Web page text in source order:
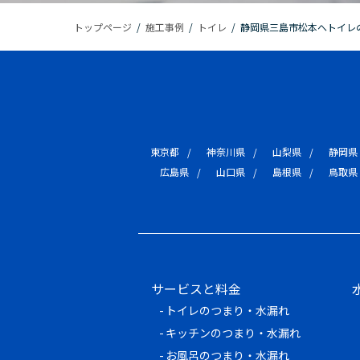
トップページ / 施工事例 / トイレ / 静岡県三島市松本へトイ
東京都 神奈川県 山梨県
静岡県
広島県
山口県 島根県 鳥取県
サービスと料金
トイレのつまり・水漏れ
キッチンのつまり・水漏れ
お風呂のつまり・水漏れ